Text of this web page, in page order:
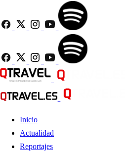
Inicio
Actualidad
Reportajes